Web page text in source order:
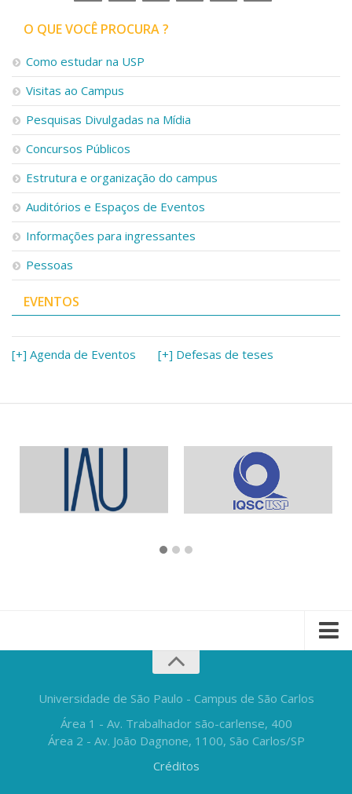
O QUE VOCÊ PROCURA ?
Como estudar na USP
Visitas ao Campus
Pesquisas Divulgadas na Mídia
Concursos Públicos
Estrutura e organização do campus
Auditórios e Espaços de Eventos
Informações para ingressantes
Pessoas
EVENTOS
[+] Agenda de Eventos [+] Defesas de teses
Universidade de São Paulo - Campus de São Carlos
Área 1 - Av. Trabalhador são-carlense, 400
Área 2 - Av. João Dagnone, 1100, São Carlos/SP
Créditos